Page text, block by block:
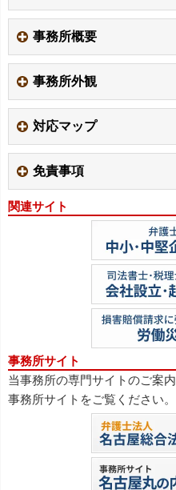
事務所概要
事務所外観
対応マップ
免責事項
関連サイト
事務所サイト
当事務所の専門サイトのご案内
事務所サイトをご覧ください。